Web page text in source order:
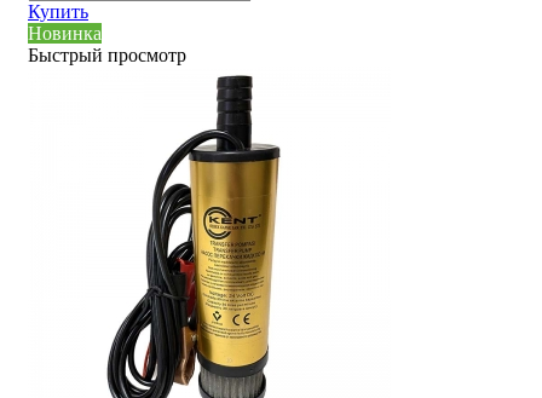
Купить
Новинка
Быстрый просмотр